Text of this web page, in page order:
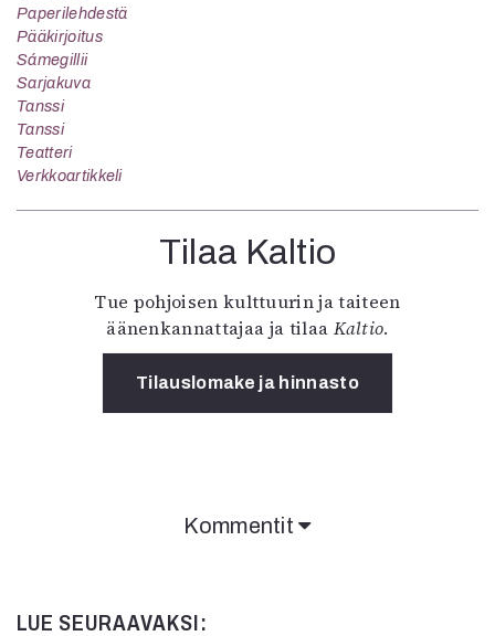
Paperilehdestä
Pääkirjoitus
Sámegillii
Sarjakuva
Tanssi
Tanssi
Teatteri
Verkkoartikkeli
Tilaa Kaltio
Tue pohjoisen kulttuurin ja taiteen
äänenkannattajaa ja tilaa Kaltio.
Tilauslomake ja hinnasto
Kommentit
LUE SEURAAVAKSI: